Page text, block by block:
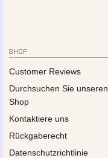
SHOP
Customer Reviews
Durchsuchen Sie unseren
Shop
Kontaktiere uns
Rückgaberecht
Datenschutzrichtlinie